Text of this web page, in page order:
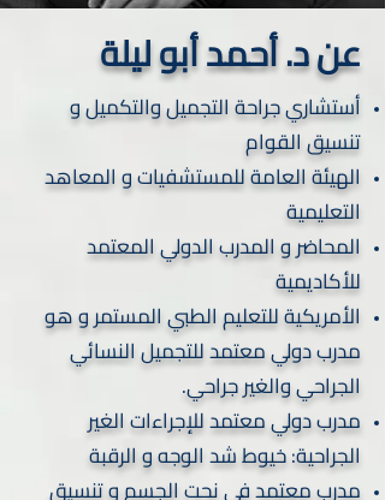
عن د. أحمد أبو ليلة
أستشاري جراحة التجميل والتكميل و
تنسيق القوام
الهيئة العامة للمستشفيات و المعاهد
التعليمية
المحاضر و المدرب الدولي المعتمد
للأكاديمية
الأمريكية للتعليم الطبي المستمر و هو
مدرب دولي معتمد للتجميل النسائي
الجراحي والغير جراحي.
مدرب دولي معتمد للإجراءات الغير
الجراحية: خيوط شد الوجه و الرقبة
مدرب معتمد في نحت الجسم و تنسيق